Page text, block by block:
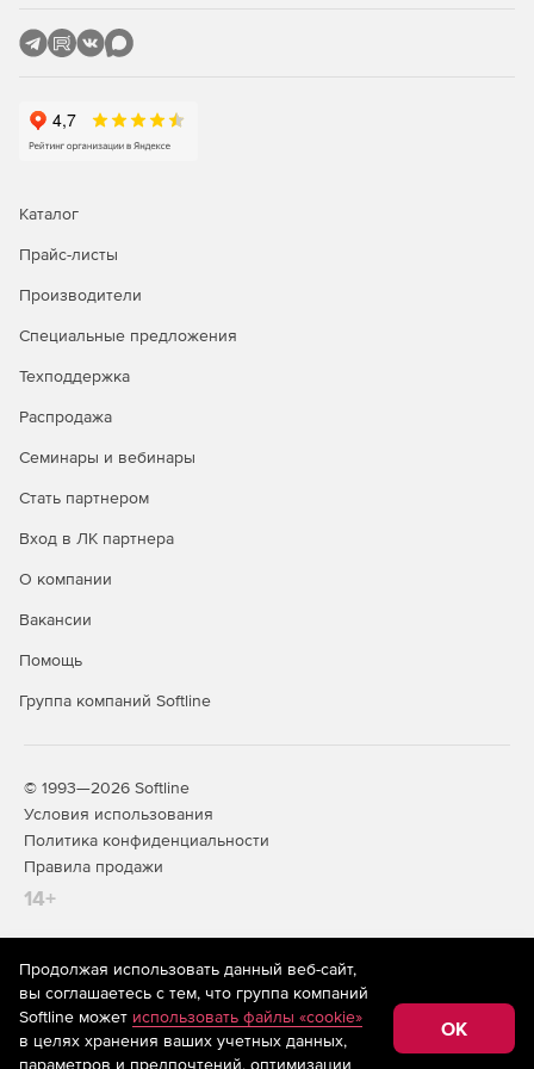
Модуль «Геомодель»
геологические разрезы и колонки). Предусмотрено
отображение разреза на поперечных сечениях и
Каталог
Прайс-листы
Производители
Специальные предложения
Техподдержка
Распродажа
Семинары и вебинары
Стать партнером
Вход в ЛК партнера
О компании
Вакансии
Помощь
Группа компаний Softline
© 1993—2026 Softline
Условия использования
Политика конфиденциальности
Правила продажи
14+
На информационном ресурсе store.softline.ru применяются
рекомендательные технологии(информационные технологии
предоставления информации на основе сбора,
систематизации и анализа сведений, относящихся к
предпочтениям пользователей сети «Интернет»,
Продолжая использовать данный веб-сайт,
вы соглашаетесь с тем, что группа компаний
Softline может использовать файлы «cookie»
в целях хранения ваших учетных данных,
параметров и предпочтений, оптимизации
OK